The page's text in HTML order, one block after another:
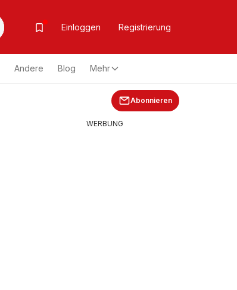
Einloggen Registrierung
Andere Blog Mehr
Abonnieren
WERBUNG